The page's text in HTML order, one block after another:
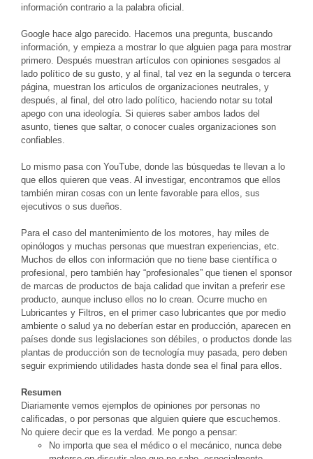
información contrario a la palabra oficial.
Google hace algo parecido. Hacemos una pregunta, buscando
información, y empieza a mostrar lo que alguien paga para mostrar
primero. Después muestran artículos con opiniones sesgados al
lado político de su gusto, y al final, tal vez en la segunda o tercera
página, muestran los articulos de organizaciones neutrales, y
después, al final, del otro lado político, haciendo notar su total
apego con una ideología. Si quieres saber ambos lados del
asunto, tienes que saltar, o conocer cuales organizaciones son
confiables.
Lo mismo pasa con YouTube, donde las búsquedas te llevan a lo
que ellos quieren que veas. Al investigar, encontramos que ellos
también miran cosas con un lente favorable para ellos, sus
ejecutivos o sus dueños.
Para el caso del mantenimiento de los motores, hay miles de
opinólogos y muchas personas que muestran experiencias, etc.
Muchos de ellos con información que no tiene base científica o
profesional, pero también hay “profesionales” que tienen el sponsor
de marcas de productos de baja calidad que invitan a preferir ese
producto, aunque incluso ellos no lo crean. Ocurre mucho en
Lubricantes y Filtros, en el primer caso lubricantes que por medio
ambiente o salud ya no deberían estar en producción, aparecen en
países donde sus legislaciones son débiles, o productos donde las
plantas de producción son de tecnología muy pasada, pero deben
seguir exprimiendo utilidades hasta donde sea el final para ellos.
Resumen
Diariamente vemos ejemplos de opiniones por personas no
calificadas, o por personas que alguien quiere que escuchemos.
No quiere decir que es la verdad. Me pongo a pensar:
No importa que sea el médico o el mecánico, nunca debe